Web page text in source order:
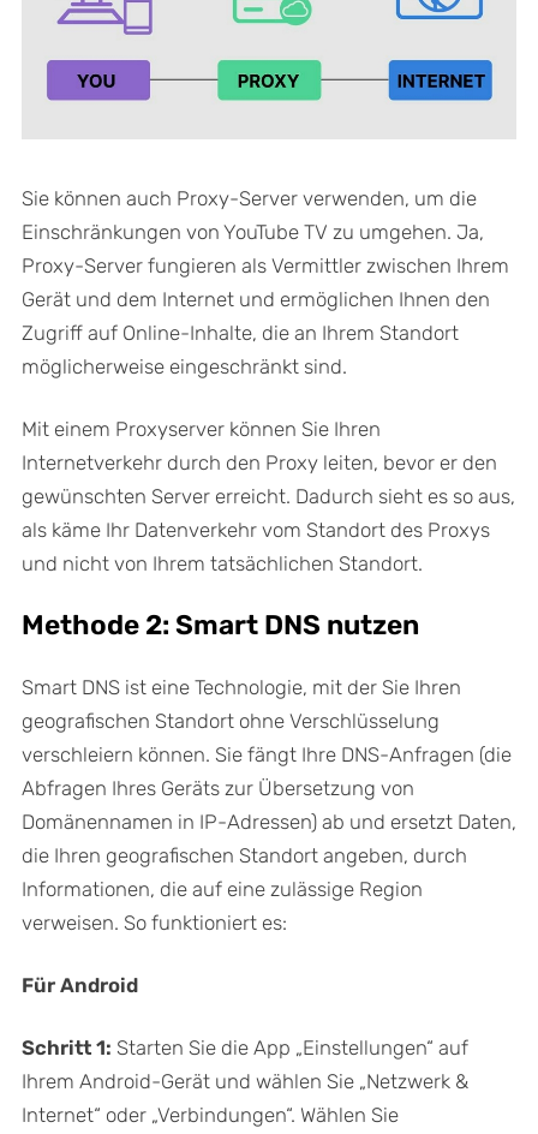
Sie können auch Proxy-Server verwenden, um die
Einschränkungen von YouTube TV zu umgehen. Ja,
Proxy-Server fungieren als Vermittler zwischen Ihrem
Gerät und dem Internet und ermöglichen Ihnen den
Zugriff auf Online-Inhalte, die an Ihrem Standort
möglicherweise eingeschränkt sind.
Mit einem Proxyserver können Sie Ihren
Internetverkehr durch den Proxy leiten, bevor er den
gewünschten Server erreicht. Dadurch sieht es so aus,
als käme Ihr Datenverkehr vom Standort des Proxys
und nicht von Ihrem tatsächlichen Standort.
Methode 2: Smart DNS nutzen
Smart DNS ist eine Technologie, mit der Sie Ihren
geografischen Standort ohne Verschlüsselung
verschleiern können. Sie fängt Ihre DNS-Anfragen (die
Abfragen Ihres Geräts zur Übersetzung von
Domänennamen in IP-Adressen) ab und ersetzt Daten,
die Ihren geografischen Standort angeben, durch
Informationen, die auf eine zulässige Region
verweisen. So funktioniert es:
Für Android
Schritt 1: Starten Sie die App „Einstellungen“ auf
Ihrem Android-Gerät und wählen Sie „Netzwerk &
Internet“ oder „Verbindungen“. Wählen Sie